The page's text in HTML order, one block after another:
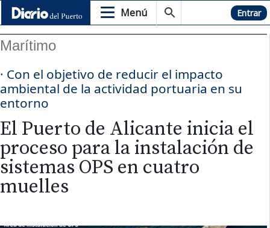
Menú Hemeroteca Entrar
Marítimo
· Con el objetivo de reducir el impacto
ambiental de la actividad portuaria en su
entorno
El Puerto de Alicante inicia el
proceso para la instalación de
sistemas OPS en cuatro
muelles